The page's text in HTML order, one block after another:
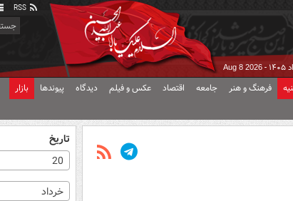
Aug 8 2026
فرهنگ و هنر جامعه اقتصاد عکس و فیلم دیدگاه پیوندها بازار
تاریخ
20
خرداد